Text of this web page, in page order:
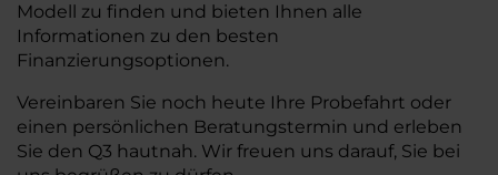
Modell zu finden und bieten Ihnen alle
Informationen zu den besten
Finanzierungsoptionen.
Vereinbaren Sie noch heute Ihre Probefahrt oder
einen persönlichen Beratungstermin und erleben
Sie den Q3 hautnah. Wir freuen uns darauf, Sie bei